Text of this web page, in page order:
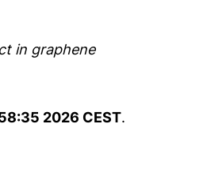
in graphene
2026 CEST.